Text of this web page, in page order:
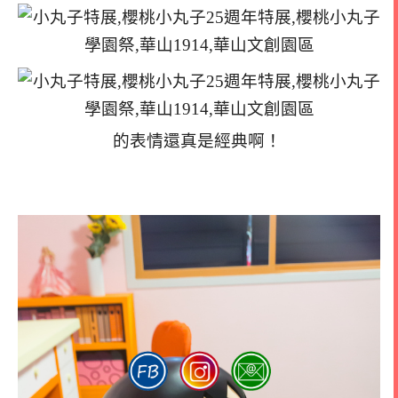
的表情還真是經典啊！